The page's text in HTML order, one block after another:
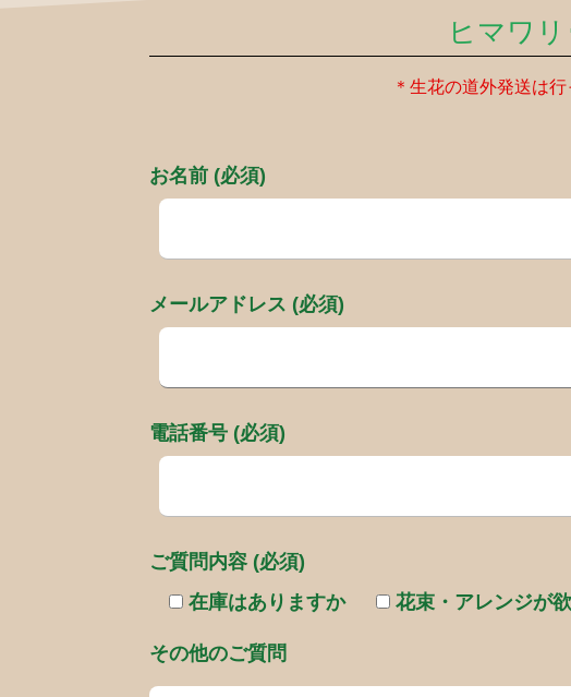
ヒマワ
＊生花の道外発送は
お名前 (必須)
メールアドレス (必須)
電話番号 (必須)
ご質問内容 (必須)
在庫はありますか
花束・アレンジが
その他のご質問